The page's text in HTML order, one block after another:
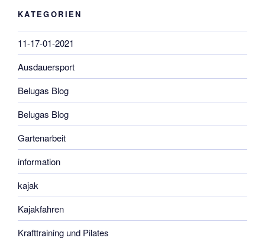
KATEGORIEN
11-17-01-2021
Ausdauersport
Belugas Blog
Belugas Blog
Gartenarbeit
information
kajak
Kajakfahren
Krafttraining und Pilates